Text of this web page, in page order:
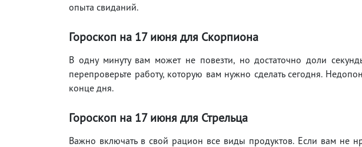
опыта свиданий.
Гороскоп на 17июня для Скорпиона
В одну минуту вам может не повезти, но достаточно доли
перепроверьте работу, которую вам нужно сделать сегодня.
конце дня.
Гороскоп на 17июня для Стрельца
Важно включать в свой рацион все виды продуктов. Если вам не